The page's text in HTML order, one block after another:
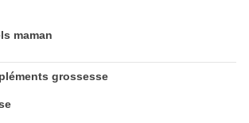
maman
grossesse